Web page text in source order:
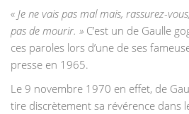
« Je ne vais pas mal mais, rassurez-
pas de mourir. » C’est un de Gaulle
ces paroles lors d’une de ses
presse en 1965.
Le 9 novembre 1970 en effet, de
tire discrètement sa révérence dans